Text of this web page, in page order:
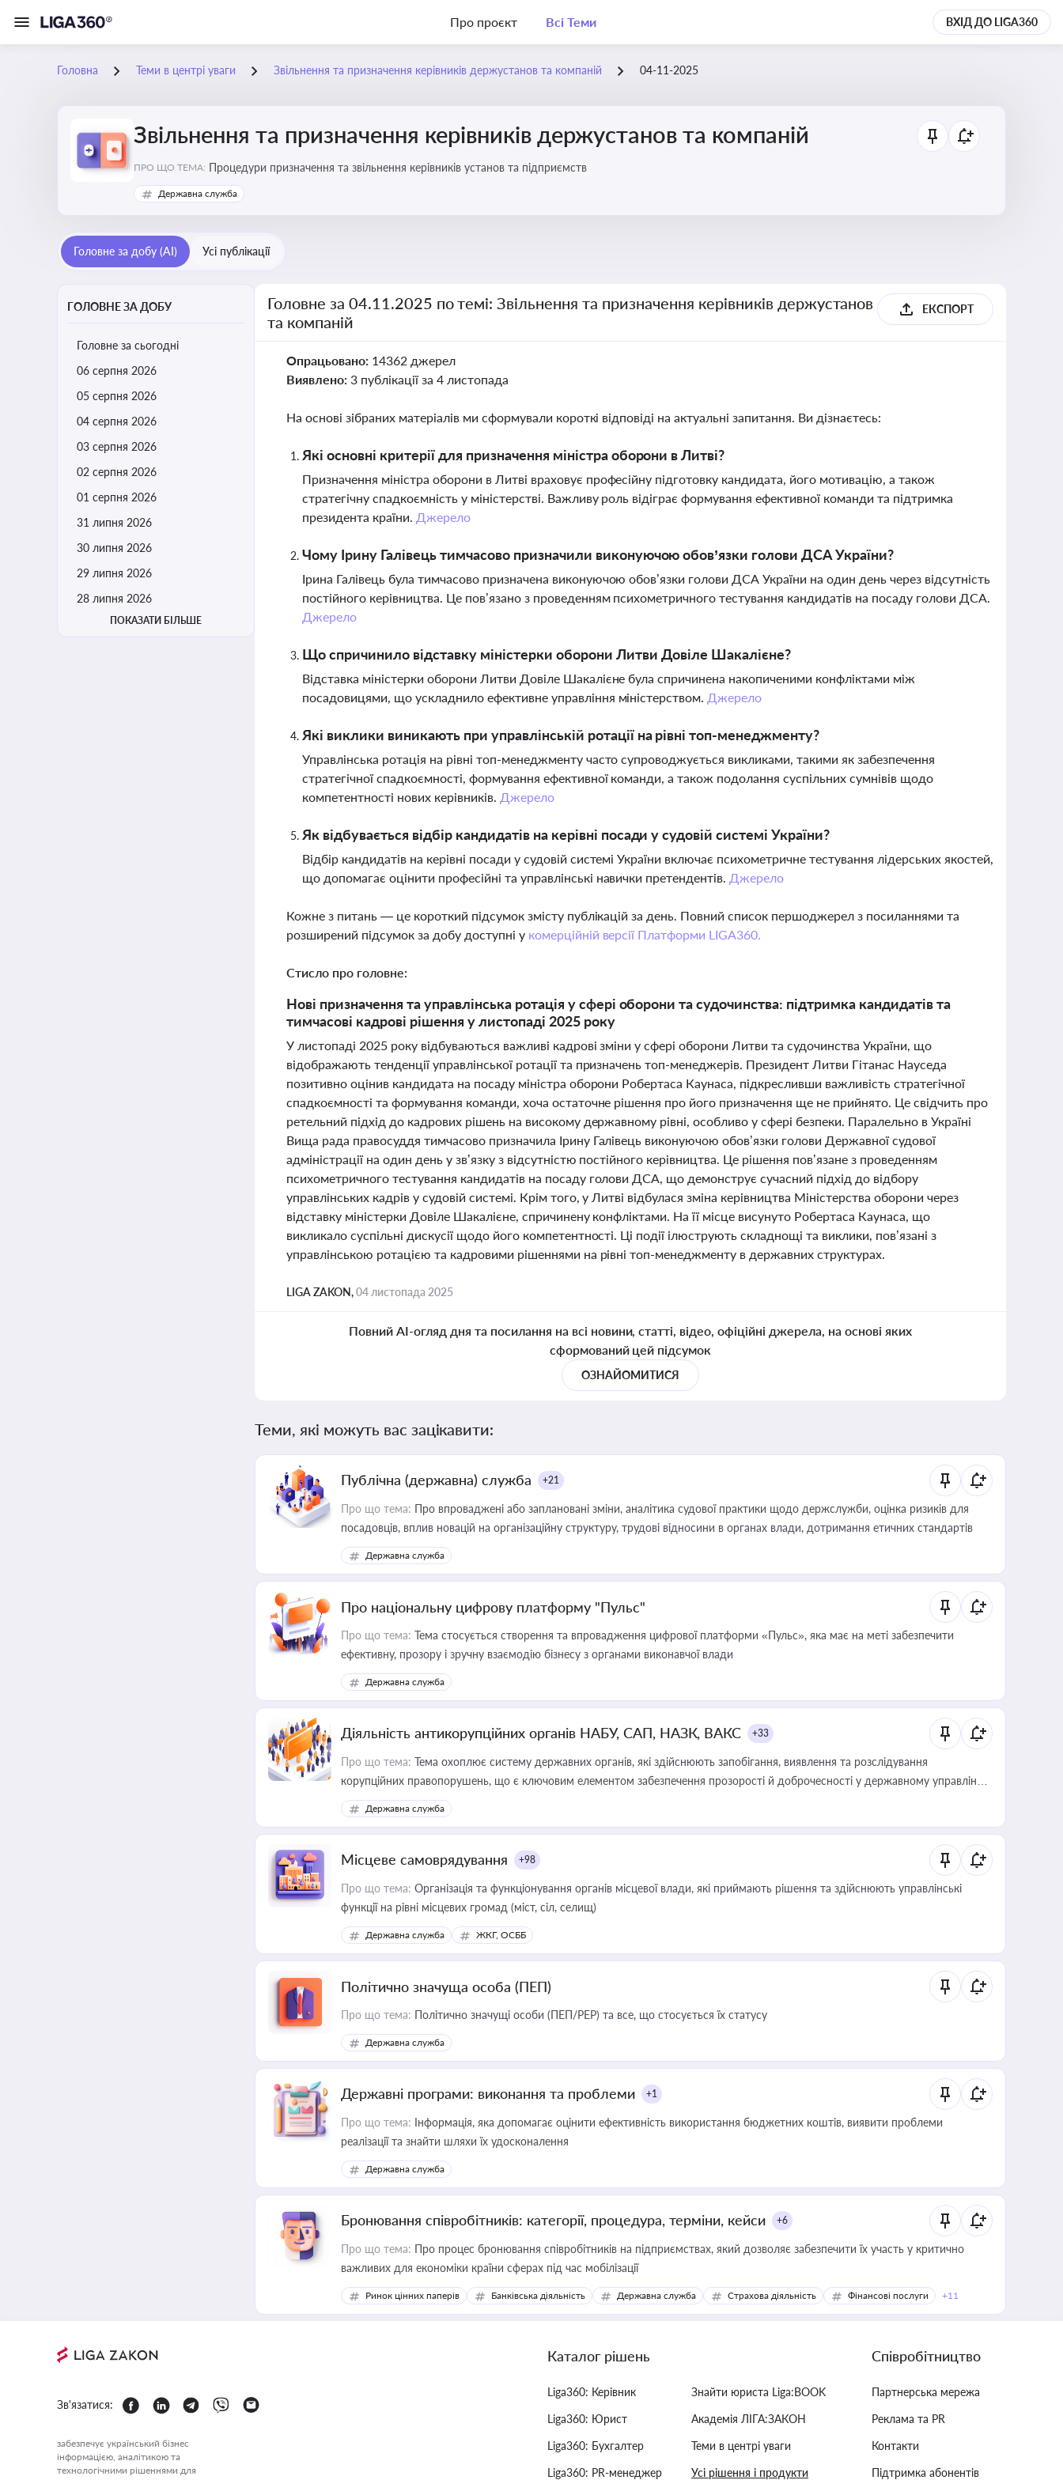
Про проєкт Всі Теми ВХІД ДО LIGA360
Головна Теми в центрі уваги Звільнення та призначення керівників держустанов та компаній 04-11-2025
Звільнення та призначення керівників держустанов та компаній
ПРО ЩО ТЕМА: Процедури призначення та звільнення керівників установ та підприємств
Державна служба
Головне за добу (AI) Усі публікації
ГОЛОВНЕ ЗА ДОБУ
Головне за сьогодні
06 серпня 2026
05 серпня 2026
04 серпня 2026
03 серпня 2026
02 серпня 2026
01 серпня 2026
31 липня 2026
30 липня 2026
29 липня 2026
28 липня 2026
ПОКАЗАТИ БІЛЬШЕ
Головне за 04.11.2025 по темі: Звільнення та призначення керівників держустанов
та компаній
ЕКСПОРТ
Опрацьовано: 14362 джерел
Виявлено: 3 публікації за 4 листопада
На основі зібраних матеріалів ми сформували короткі відповіді на актуальні запитання. Ви дізнаєтесь:
Які основні критерії для призначення міністра оборони в Литві?
Призначення міністра оборони в Литві враховує професійну підготовку кандидата, його мотивацію, а також
стратегічну спадкоємність у міністерстві. Важливу роль відіграє формування ефективної команди та підтримка
президента країни. Джерело
Чому Ірину Галівець тимчасово призначили виконуючою обов’язки голови ДСА України?
Ірина Галівець була тимчасово призначена виконуючою обов’язки голови ДСА України на один день через відсутність
постійного керівництва. Це пов’язано з проведенням психометричного тестування кандидатів на посаду голови ДСА.
Джерело
Що спричинило відставку міністерки оборони Литви Довіле Шакалієне?
Відставка міністерки оборони Литви Довіле Шакалієне була спричинена накопиченими конфліктами між
посадовицями, що ускладнило ефективне управління міністерством. Джерело
Які виклики виникають при управлінській ротації на рівні топ-менеджменту?
Управлінська ротація на рівні топ-менеджменту часто супроводжується викликами, такими як забезпечення
стратегічної спадкоємності, формування ефективної команди, а також подолання суспільних сумнівів щодо
компетентності нових керівників. Джерело
Як відбувається відбір кандидатів на керівні посади у судовій системі України?
Відбір кандидатів на керівні посади у судовій системі України включає психометричне тестування лідерських якостей,
що допомагає оцінити професійні та управлінські навички претендентів. Джерело
Кожне з питань — це короткий підсумок змісту публікацій за день. Повний список першоджерел з посиланнями та
розширений підсумок за добу доступні у комерційній версії Платформи LIGA360.
Стисло про головне:
Нові призначення та управлінська ротація у сфері оборони та судочинства: підтримка кандидатів та
тимчасові кадрові рішення у листопаді 2025 року
У листопаді 2025 року відбуваються важливі кадрові зміни у сфері оборони Литви та судочинства України, що
відображають тенденції управлінської ротації та призначень топ-менеджерів. Президент Литви Гітанас Науседа
позитивно оцінив кандидата на посаду міністра оборони Робертаса Каунаса, підкресливши важливість стратегічної
спадкоємності та формування команди, хоча остаточне рішення про його призначення ще не прийнято. Це свідчить про
ретельний підхід до кадрових рішень на високому державному рівні, особливо у сфері безпеки. Паралельно в Україні
Вища рада правосуддя тимчасово призначила Ірину Галівець виконуючою обов’язки голови Державної судової
адміністрації на один день у зв’язку з відсутністю постійного керівництва. Це рішення пов’язане з проведенням
психометричного тестування кандидатів на посаду голови ДСА, що демонструє сучасний підхід до відбору
управлінських кадрів у судовій системі. Крім того, у Литві відбулася зміна керівництва Міністерства оборони через
відставку міністерки Довіле Шакалієне, спричинену конфліктами. На її місце висунуто Робертаса Каунаса, що
викликало суспільні дискусії щодо його компетентності. Ці події ілюструють складнощі та виклики, пов’язані з
управлінською ротацією та кадровими рішеннями на рівні топ-менеджменту в державних структурах.
LIGA ZAKON,04 листопада 2025
Повний AI-огляд дня та посилання на всі новини, статті, відео, офіційні джерела, на основі яких
сформований цей підсумок
ОЗНАЙОМИТИСЯ
Теми, які можуть вас зацікавити:
Публічна (державна) служба +21
Про що тема: Про впроваджені або заплановані зміни, аналітика судової практики щодо держслужби, оцінка ризиків для
посадовців, вплив новацій на організаційну структуру, трудові відносини в органах влади, дотримання етичних стандартів
Державна служба
Про національну цифрову платформу "Пульс"
Про що тема: Тема стосується створення та впровадження цифрової платформи «Пульс», яка має на меті забезпечити
ефективну, прозору і зручну взаємодію бізнесу з органами виконавчої влади
Державна служба
Діяльність антикорупційних органів НАБУ, САП, НАЗК, ВАКС +33
Про що тема: Тема охоплює систему державних органів, які здійснюють запобігання, виявлення та розслідування
корупційних правопорушень, що є ключовим елементом забезпечення прозорості й доброчесності у державному управлінні
та бізнесі
Державна служба
Місцеве самоврядування +98
Про що тема: Організація та функціонування органів місцевої влади, які приймають рішення та здійснюють управлінські
функції на рівні місцевих громад (міст, сіл, селищ)
Державна служба ЖКГ, ОСББ
Політично значуща особа (ПЕП)
Про що тема: Політично значущі особи (ПЕП/PEP) та все, що стосується їх статусу
Державна служба
Державні програми: виконання та проблеми +1
Про що тема: Інформація, яка допомагає оцінити ефективність використання бюджетних коштів, виявити проблеми
реалізації та знайти шляхи їх удосконалення
Державна служба
Бронювання співробітників: категорії, процедура, терміни, кейси +6
Про що тема: Про процес бронювання співробітників на підприємствах, який дозволяє забезпечити їх участь у критично
важливих для економіки країни сферах під час мобілізації
Ринок цінних паперів Банківська діяльність Державна служба Страхова діяльність Фінансові послуги +11
Зв'язатися:
забезпечує український бізнес
інформацією, аналітикою та
технологічними рішеннями для
Каталог рішень
Liga360: Керівник
Liga360: Юрист
Liga360: Бухгалтер
Liga360: PR-менеджер
Знайти юриста Liga:BOOK
Академія ЛІГА:ЗАКОН
Теми в центрі уваги
Усі рішення і продукти
Співробітництво
Партнерська мережа
Реклама та PR
Контакти
Підтримка абонентів